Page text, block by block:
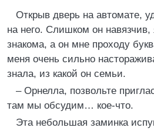
Открыв дверь на автомате,
на него. Слишком он
знакома, а он мне проходу
меня очень сильно
знала, из какой он семьи.
– Орнелла, позвольте
там мы обсудим… кое-что.
Эта небольшая заминка